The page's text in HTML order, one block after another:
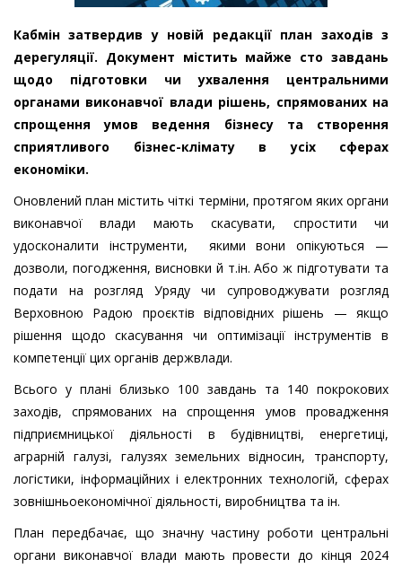
Кабмін затвердив у новій редакції план заходів з
дерегуляції. Документ містить майже сто завдань
щодо підготовки чи ухвалення центральними
органами виконавчої влади рішень, спрямованих на
спрощення умов ведення бізнесу та створення
сприятливого бізнес-клімату в усіх сферах
економіки.
Оновлений план містить чіткі терміни, протягом яких органи
виконавчої влади мають скасувати, спростити чи
удосконалити інструменти, якими вони опікуються —
дозволи, погодження, висновки й т.ін. Або ж підготувати та
подати на розгляд Уряду чи супроводжувати розгляд
Верховною Радою проєктів відповідних рішень — якщо
рішення щодо скасування чи оптимізації інструментів в
компетенції цих органів держвлади.
Всього у плані близько 100 завдань та 140 покрокових
заходів, спрямованих на спрощення умов провадження
підприємницької діяльності в будівництві, енергетиці,
аграрній галузі, галузях земельних відносин, транспорту,
логістики, інформаційних і електронних технологій, сферах
зовнішньоекономічної діяльності, виробництва та ін.
План передбачає, що значну частину роботи центральні
органи виконавчої влади мають провести до кінця 2024